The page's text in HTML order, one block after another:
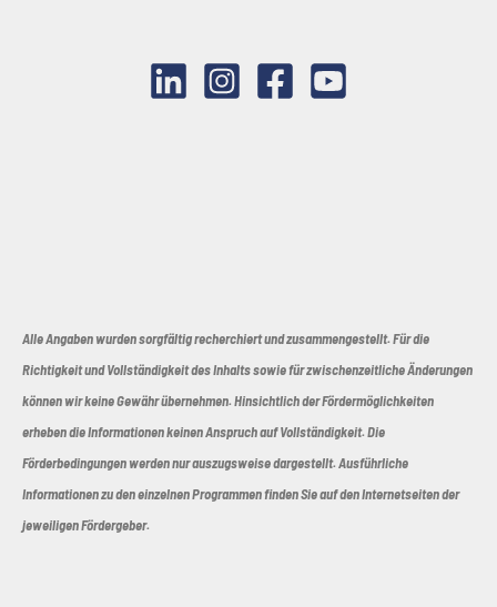
Alle Angaben wurden sorgfältig recherchiert und zusammengestellt. Für die
Richtigkeit und Vollständigkeit des Inhalts sowie für zwischenzeitliche Änderungen
können wir keine Gewähr übernehmen. Hinsichtlich der Fördermöglichkeiten
erheben die Informationen keinen Anspruch auf Vollständigkeit. Die
Förderbedingungen werden nur auszugsweise dargestellt. Ausführliche
Informationen zu den einzelnen Programmen finden Sie auf den Internetseiten der
jeweiligen Fördergeber.